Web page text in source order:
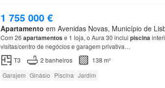
1 755 000 €
Apartamento em Avenidas Novas, Município de
Com 26 apartamentos e 1 loja, o Aura 30 inclui piscina
visitas/centro de negócios e garagem privativa…
T3
2 banheiros
138 m²
Garajem Ginásio Piscina Jardim